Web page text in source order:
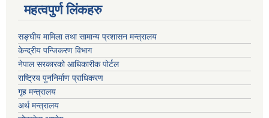
महत्वपुर्ण लिंकहरु
सङ्घीय मामिला तथा सामान्य प्रशासन मन्त्रालय
केन्द्रीय पन्जिकरण विभाग
नेपाल सरकारको आधिकारीक पोर्टल
राष्ट्रिय पुननिर्माण प्राधिकरण
गृह मन्त्रालय
अर्थ मन्त्रालय